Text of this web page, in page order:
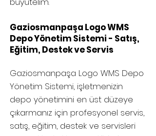
Gaziosmanpaşa Logo WMS
Depo Yönetim Sistemi - Satış,
Eğitim, Destek ve Servis
Gaziosmanpaşa Logo WMS Depo
Yönetim Sistemi, işletmenizin
depo yönetimini en üst düzeye
çıkarmanız için profesyonel servis,
satış, eğitim, destek ve servisleri